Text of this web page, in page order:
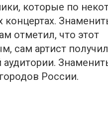
которые по
концертах.
отметил, что этот
сам артист
России.